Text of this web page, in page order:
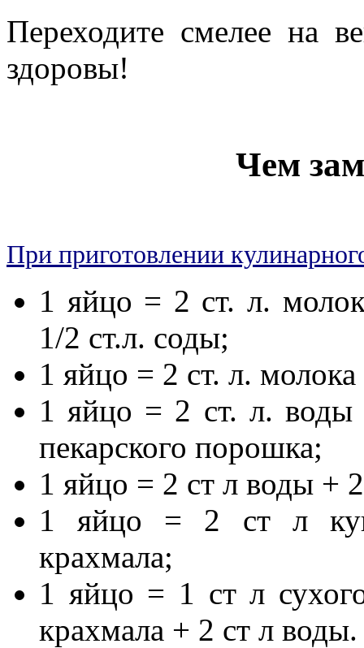
Переходите смелее на
здоровы!
Чем
Пpи приготовлении
1 яйцо = 2 ст. л.
1/2 ст.л. соды;
1 яйцо = 2 ст. л.
1 яйцо = 2 ст. л.
пекарского порошка;
1 яйцо = 2 ст л воды +
1 яйцо = 2 ст л
крахмала;
1 яйцо = 1 ст л
крахмала + 2 ст л